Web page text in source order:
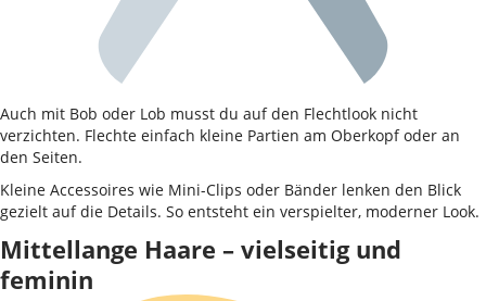
Auch mit Bob oder Lob musst du auf den Flechtlook nicht
verzichten. Flechte einfach kleine Partien am Oberkopf oder an
den Seiten.
Kleine Accessoires wie Mini-Clips oder Bänder lenken den Blick
gezielt auf die Details. So entsteht ein verspielter, moderner Look.
Mittellange Haare – vielseitig und
feminin